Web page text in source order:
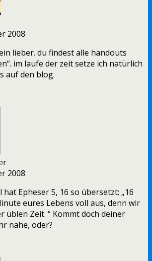
2008
lieber. du findest alle handouts
im laufe der zeit setze ich natürlich
auf den blog.
2008
hat Epheser 5, 16 so übersetzt: „16
eures Lebens voll aus, denn wir
üblen Zeit. “ Kommt doch deiner
nahe, oder?